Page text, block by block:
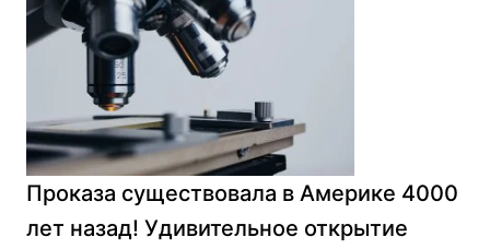
Проказа существовала в Америке 4000
лет назад! Удивительное открытие